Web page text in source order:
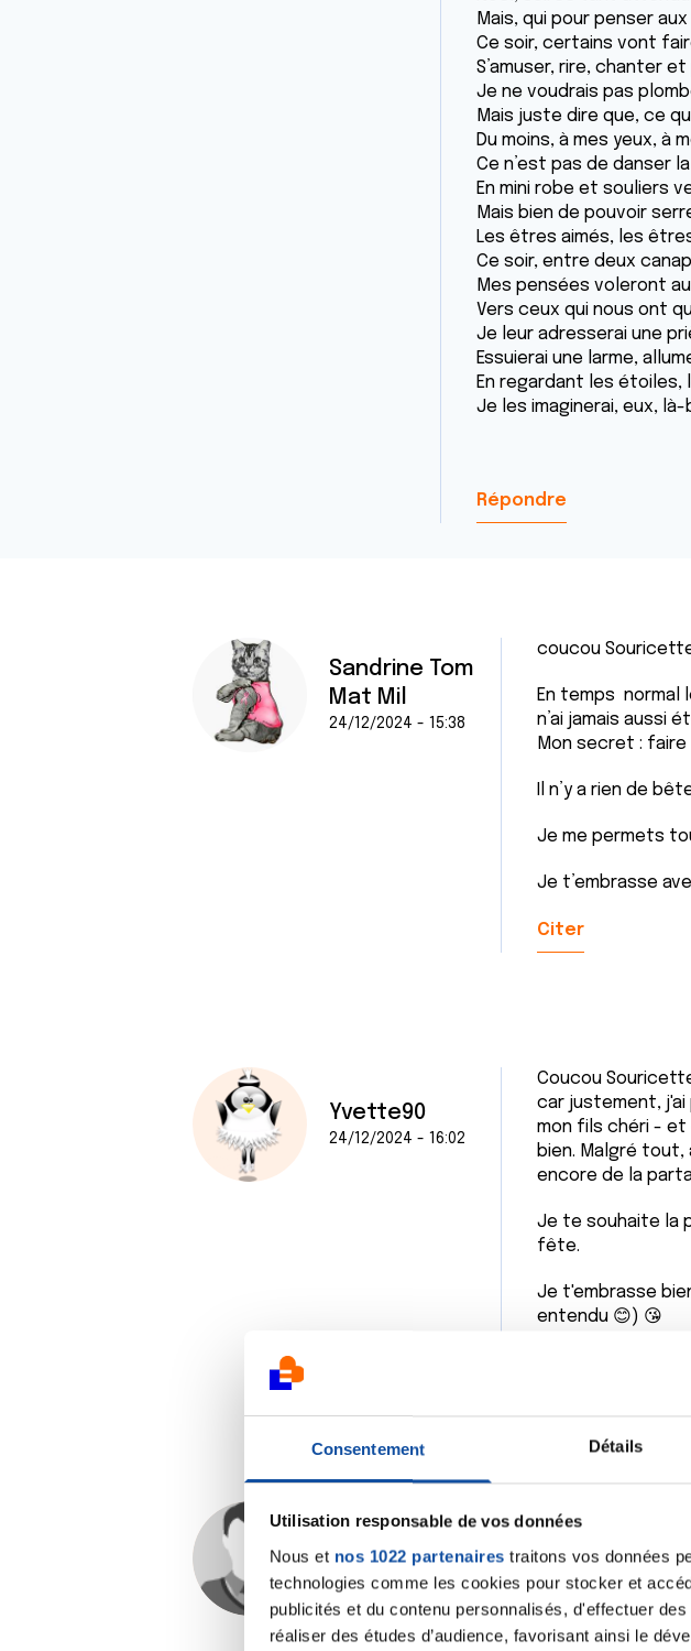
Consentement Détails
Utilisation responsable de vos données
Nous et nos 1022 partenaires traitons vos données
technologies comme les cookies pour stocker et
publicités et du contenu personnalisés, d'effectuer
réaliser des études d’audience, favorisant ainsi le
Mais, qui pour penser
Ce soir, certains vont
S’amuser, rire, chanter
Je ne voudrais pas
Mais juste dire que, ce
Du moins, à mes yeux, à
Ce n’est pas de danser
En mini robe et souliers
Mais bien de pouvoir
Les êtres aimés, les
Ce soir, entre deux
Mes pensées voleront
Vers ceux qui nous ont
Je leur adresserai une
Essuierai une larme,
En regardant les étoiles,
Je les imaginerai, eux, là-
Répondre
Sandrine Tom
Mat Mil
24/12/2024 - 15:38
coucou
En temps
n’ai jamais aussi
Mon secret :
Il n’y a rien de
Je me permets
Je t’embrasse
Citer
Yvette90
24/12/2024 - 16:02
Coucou
car justement,
mon fils chéri - et
bien. Malgré tout,
encore de la
Je te souhaite la
fête.
Je t'embrasse
entendu 😊) 😘
24/12/2024 - 18:50
C'est une
Citer